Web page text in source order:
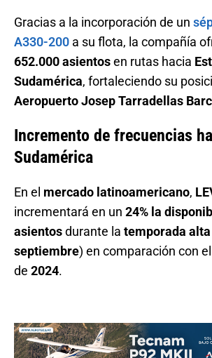
Gracias a la incorporación de un
A330-200 a su flota, la compañía
652.000 asientosen rutas hacia
Sudamérica, fortaleciendo su
Aeropuerto Josep Tarradellas
Incremento de frecuencias
Sudamérica
En el mercado latinoamericano,
incrementará en un 24% la
asientosdurante la temporada alta
septiembre) en comparación con
de 2024.